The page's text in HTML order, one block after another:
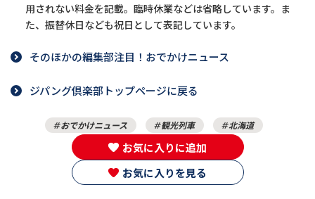
用されない料金を記載。臨時休業などは省略しています。ま
た、振替休日なども祝日として表記しています。
そのほかの編集部注目！おでかけニュース
ジパング倶楽部トップページに戻る
おでかけニュース 観光列車 北海道
お気に入りに追加
お気に入りを見る